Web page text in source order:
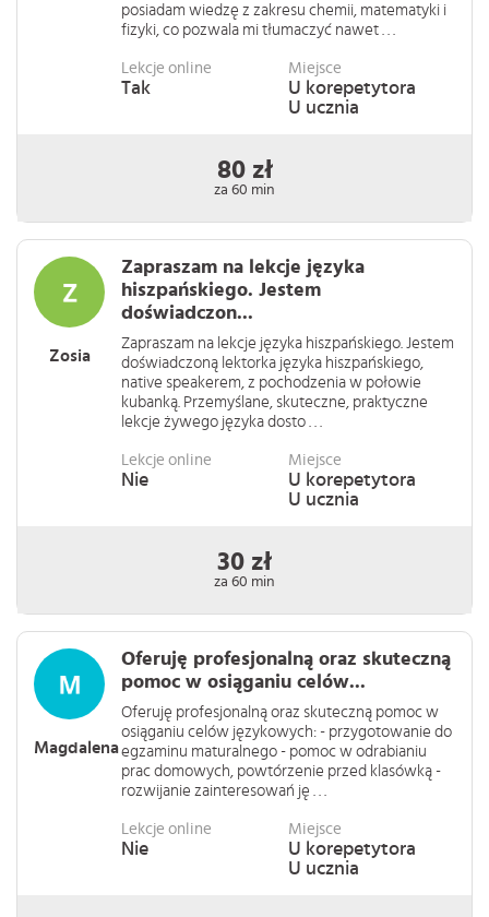
posiadam wiedzę z zakresu chemii, matematyki i
fizyki, co pozwala mi tłumaczyć nawet . . .
Lekcje online
Tak
Miejsce
U korepetytora
U ucznia
80 zł
za 60 min
Zosia
Zapraszam na lekcje języka
hiszpańskiego. Jestem
doświadczon...
Zapraszam na lekcje języka hiszpańskiego. Jestem
doświadczoną lektorka języka hiszpańskiego,
native speakerem, z pochodzenia w połowie
kubanką. Przemyślane, skuteczne, praktyczne
lekcje żywego języka dosto . . .
Lekcje online
Nie
Miejsce
U korepetytora
U ucznia
30 zł
za 60 min
Magdalena
Oferuję profesjonalną oraz skuteczną
pomoc w osiąganiu celów...
Oferuję profesjonalną oraz skuteczną pomoc w
osiąganiu celów językowych: - przygotowanie do
egzaminu maturalnego - pomoc w odrabianiu
prac domowych, powtórzenie przed klasówką -
rozwijanie zainteresowań ję . . .
Lekcje online
Nie
Miejsce
U korepetytora
U ucznia